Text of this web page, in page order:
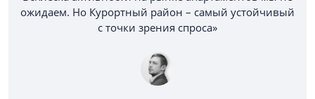
ожидаем. Но Курортный район – самый устойчивый
с точки зрения спроса»